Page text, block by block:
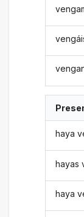
haya
hayas
haya